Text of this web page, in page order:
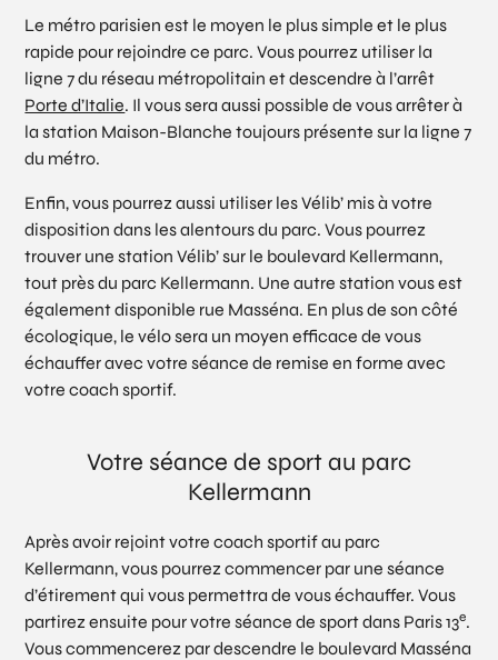
Le métro parisien est le moyen le plus simple et le plus
rapide pour rejoindre ce parc. Vous pourrez utiliser la
ligne 7 du réseau métropolitain et descendre à l’arrêt
Porte d’Italie. Il vous sera aussi possible de vous arrêter à
la station Maison-Blanche toujours présente sur la ligne 7
du métro.
Enfin, vous pourrez aussi utiliser les Vélib’ mis à votre
disposition dans les alentours du parc. Vous pourrez
trouver une station Vélib’ sur le boulevard Kellermann,
tout près du parc Kellermann. Une autre station vous est
également disponible rue Masséna. En plus de son côté
écologique, le vélo sera un moyen efficace de vous
échauffer avec votre séance de remise en forme avec
votre coach sportif.
Votre séance de sport au parc
Kellermann
Après avoir rejoint votre coach sportif au parc
Kellermann, vous pourrez commencer par une séance
d’étirement qui vous permettra de vous échauffer. Vous
partirez ensuite pour votre séance de sport dans Paris 13e.
Vous commencerez par descendre le boulevard Masséna